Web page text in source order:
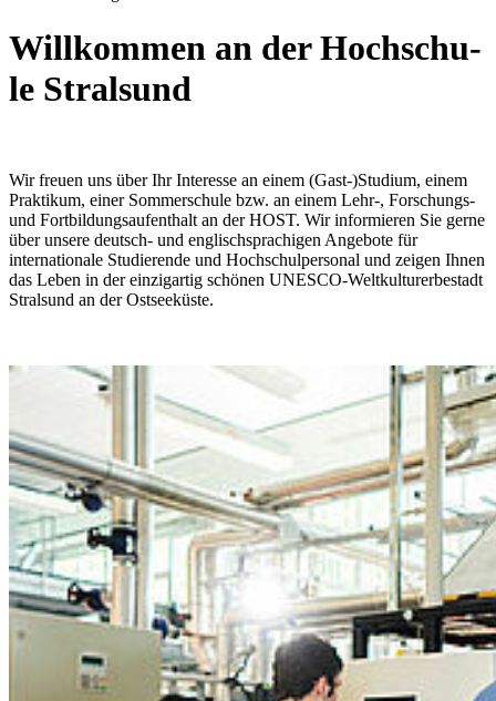
Will­kom­men an der Hoch­schu­
le Stral­sund
Wir freuen uns über Ihr Interesse an einem (Gast-)Studium, einem
Praktikum, einer Sommerschule bzw. an einem Lehr-, Forschungs-
und Fortbildungsaufenthalt an der HOST. Wir informieren Sie gerne
über unsere deutsch- und englischsprachigen Angebote für
internationale Studierende und Hochschulpersonal und zeigen Ihnen
das Leben in der einzigartig schönen UNESCO-Weltkulturerbestadt
Stralsund an der Ostseeküste.